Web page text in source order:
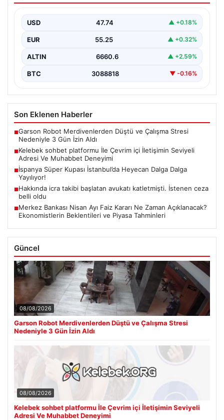
İnternet dünyasında kullanıcıların güvenli bir tarzda
birçok…
USD 47.74 ▲ +0.18%
EUR 55.25 ▲ +0.32%
ALTIN 6660.6 ▲ +2.59%
BTC 3088818 ▼ -0.16%
Son Eklenen Haberler
■Garson Robot Merdivenlerden Düştü ve Çalışma Stresi
Nedeniyle 3 Gün İzin Aldı
■Kelebek sohbet platformu İle Çevrim içi İletişimin Seviyeli
Adresi Ve Muhabbet Deneyimi
■İspanya Süper Kupası İstanbul’da Heyecan Dalga Dalga
Yayılıyor!
■Hakkında icra takibi başlatan avukatı katletmişti. İstenen ceza
belli oldu
■Merkez Bankası Nisan Ayı Faiz Kararı Ne Zaman Açıklanacak?
Ekonomistlerin Beklentileri ve Piyasa Tahminleri
Güncel
08/08/2026
Garson Robot Merdivenlerden Düştü ve Çalışma Stresi
Nedeniyle 3 Gün İzin Aldı
08/08/2026
Kelebek sohbet platformu İle Çevrim içi İletişimin Seviyeli
Adresi Ve Muhabbet Deneyimi